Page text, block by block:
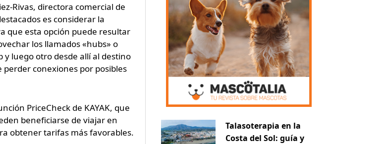
Rivas, directora comercial de
es considerar la
que esta opción puede resultar
los llamados «hubs» o
luego otro desde allí al destino
conexiones por posibles
PriceCheck de KAYAK, que
beneficiarse de viajar en
obtener tarifas más favorables.
Talasoterapia en la
Costa del Sol: guía y